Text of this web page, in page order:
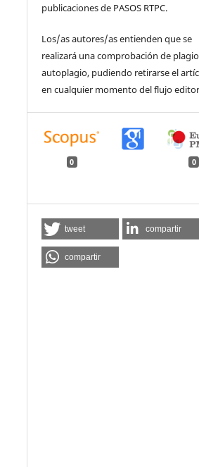
publicaciones de PASOS RTPC.
Los/as autores/as entienden que se
realizará una comprobación de
autoplagio, pudiendo retirarse el
en cualquier momento del flujo
0 0
tweet compartir
compartir